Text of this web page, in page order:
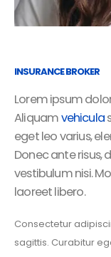
INSURANCE BROKER
Lorem ipsum
Aliquamvehicula
eget leo varius,
Donec ante risus,
vestibulum nisi.
laoreet libero.
Consectetur
sagittis. Curabitur